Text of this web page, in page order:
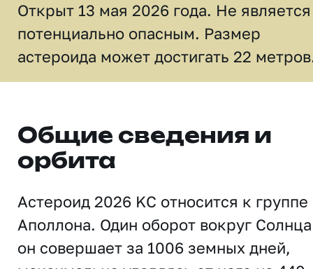
Открыт 13 мая 2026 года. Не является
потенциально опасным. Размер
астероида может достигать 22
Общие сведения и
орбита
Астероид 2026 KC относится к группе
Аполлона. Один оборот вокруг Солнца
он совершает за 1006 земных дней,